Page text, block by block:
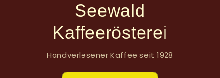
Seewald
Kaffeerösterei
Handverlesener Kaffee seit 1928